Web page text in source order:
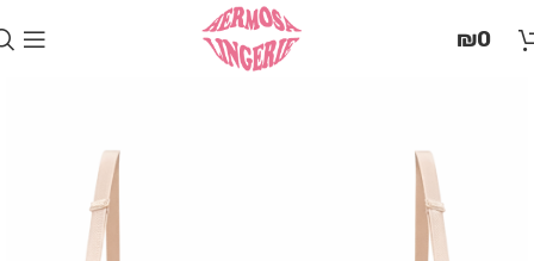
זֶה
₪0